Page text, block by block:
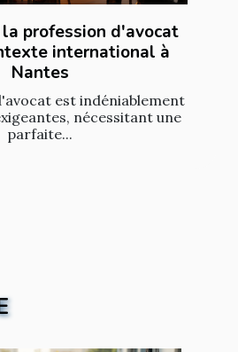
profession d'avocat
international à
Nantes
est indéniablement
nécessitant une
parfaite...